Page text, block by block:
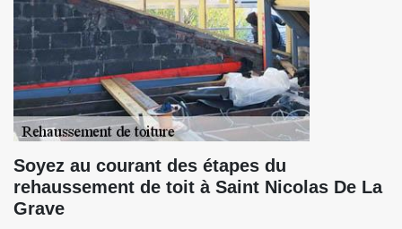
Soyez au courant des étapes du
rehaussement de toit à Saint Nicolas De La
Grave